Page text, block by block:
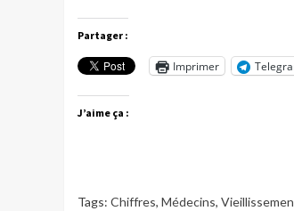
Partager :
Imprimer
J’aime ça :
Tags: Chiffres, Médecins,